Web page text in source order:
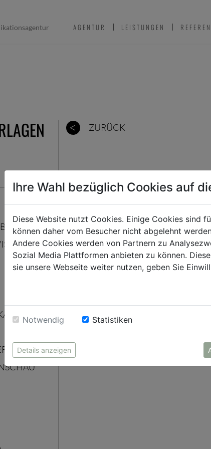
AGENTUR LEISTUNGEN
AG
ZURÜCK
Ihre Wahl bezüglich Cookies auf
Diese Website nutzt Cookies. Einige Cookies sind
können daher vom Besucher nicht abgelehnt
Andere Cookies werden von Partnern zu
Sozial Media Plattformen anbieten zu können.
sie unsere Webseite weiter nutzen, geben Sie
Notwendig Statistiken
Details anzeigen